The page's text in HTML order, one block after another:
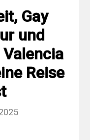
Gay
und
Reise